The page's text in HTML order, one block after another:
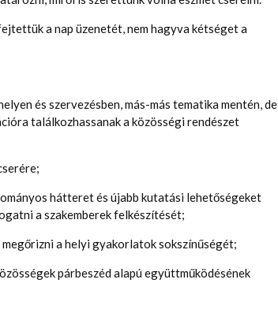
a nap üzenetét, nem hagyva kétséget a
és szervezésben, más-más tematika mentén, de
találkozhassanak a közösségi rendészet
hátteret és újabb kutatási lehetőségeket
a szakemberek felkészítését;
a helyi gyakorlatok sokszínűségét;
párbeszéd alapú együttműködésének